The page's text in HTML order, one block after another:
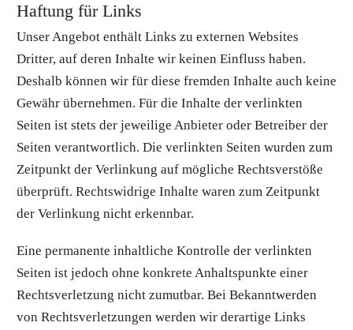
Haftung für Links
Unser Angebot enthält Links zu externen Websites
Dritter, auf deren Inhalte wir keinen Einfluss haben.
Deshalb können wir für diese fremden Inhalte auch keine
Gewähr übernehmen. Für die Inhalte der verlinkten
Seiten ist stets der jeweilige Anbieter oder Betreiber der
Seiten verantwortlich. Die verlinkten Seiten wurden zum
Zeitpunkt der Verlinkung auf mögliche Rechtsverstöße
überprüft. Rechtswidrige Inhalte waren zum Zeitpunkt
der Verlinkung nicht erkennbar.
Eine permanente inhaltliche Kontrolle der verlinkten
Seiten ist jedoch ohne konkrete Anhaltspunkte einer
Rechtsverletzung nicht zumutbar. Bei Bekanntwerden
von Rechtsverletzungen werden wir derartige Links